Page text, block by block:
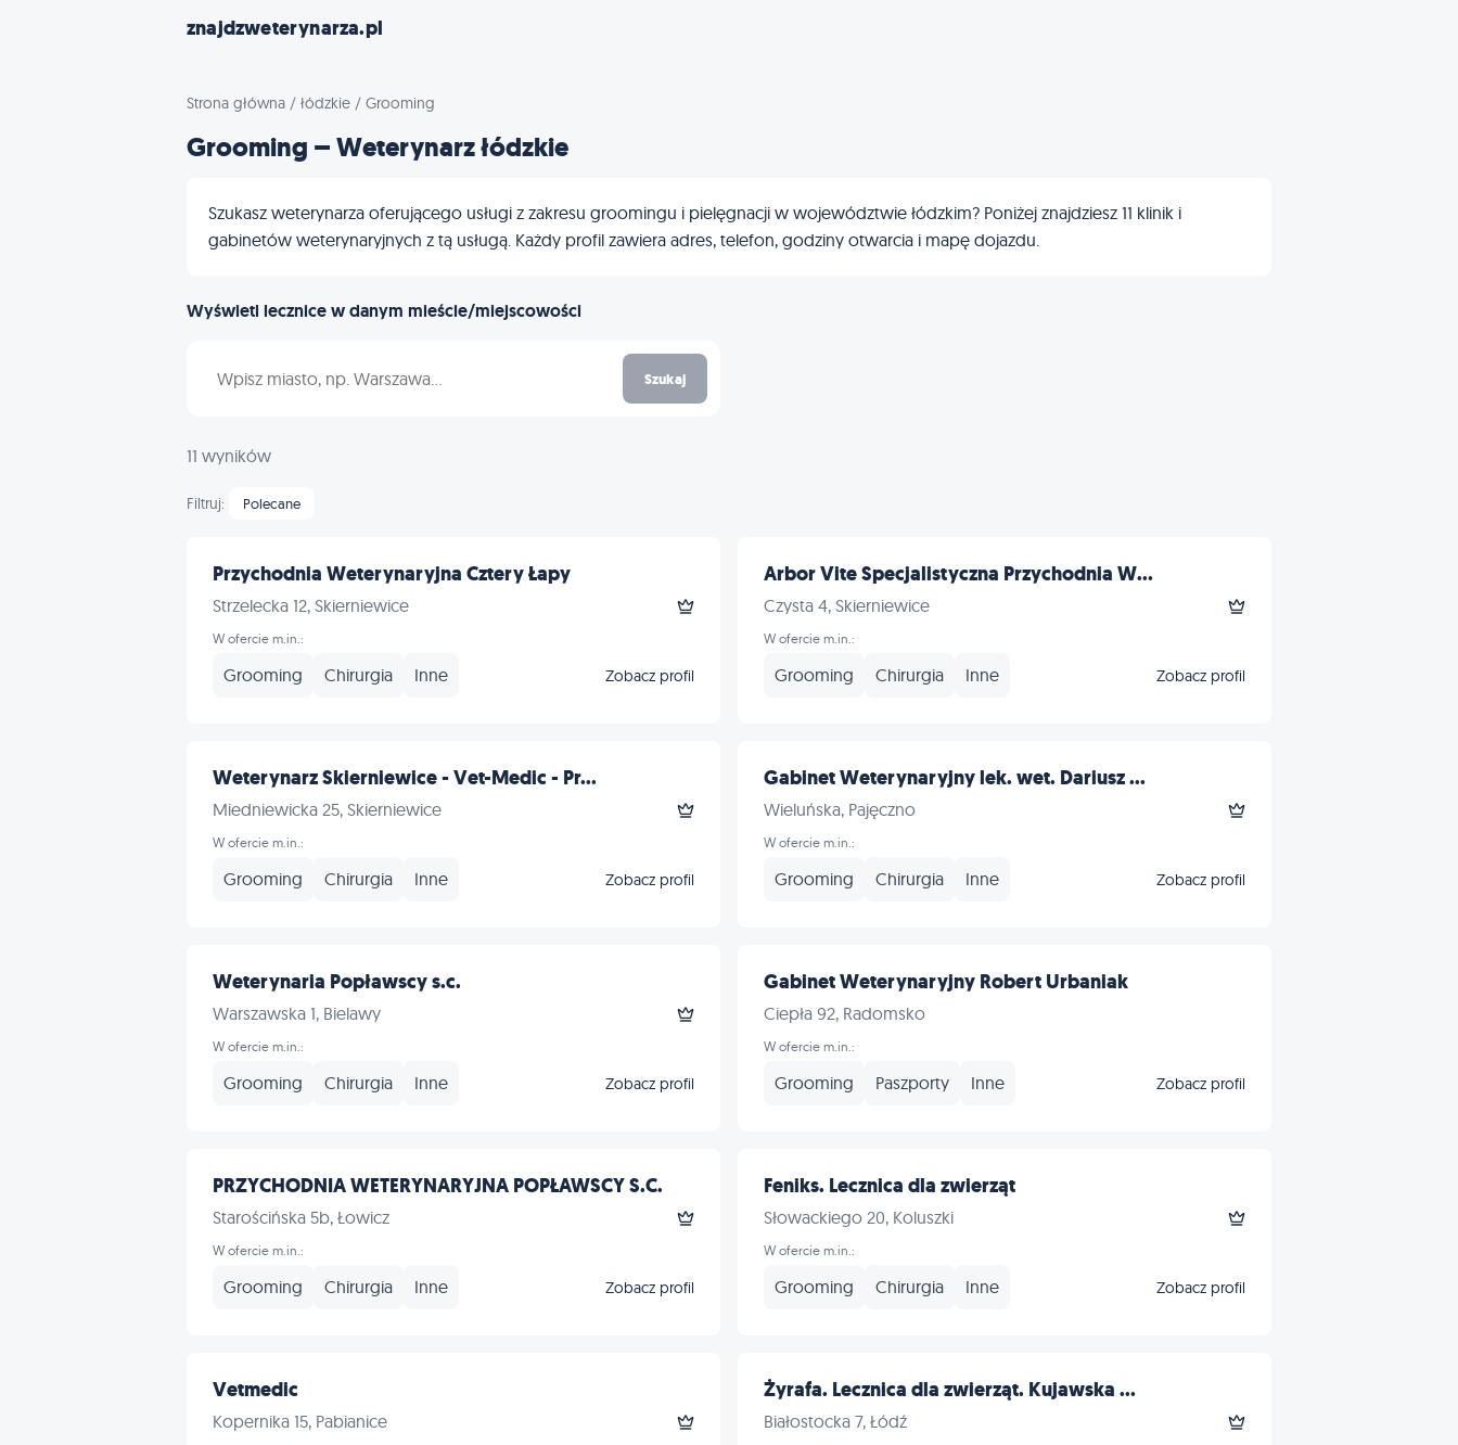
znajdzweterynarza.pl
Strona główna / łódzkie / Grooming
Grooming – Weterynarz łódzkie
Szukasz weterynarza oferującego usługi z zakresu groomingu i pielęgnacji w województwie łódzkim? Poniżej znajdziesz 11 klinik i
gabinetów weterynaryjnych z tą usługą. Każdy profil zawiera adres, telefon, godziny otwarcia i mapę dojazdu.
Wyświetl lecznice w danym mieście/miejscowości
Szukaj
11 wyników
Filtruj: Polecane
Przychodnia Weterynaryjna Cztery Łapy
Strzelecka 12, Skierniewice
W ofercie m.in.:
Grooming Chirurgia Inne Zobacz profil
Arbor Vite Specjalistyczna Przychodnia W...
Czysta 4, Skierniewice
W ofercie m.in.:
Grooming Chirurgia Inne Zobacz profil
Weterynarz Skierniewice - Vet-Medic - Pr...
Miedniewicka 25, Skierniewice
W ofercie m.in.:
Grooming Chirurgia Inne Zobacz profil
Gabinet Weterynaryjny lek. wet. Dariusz ...
Wieluńska, Pajęczno
W ofercie m.in.:
Grooming Chirurgia Inne Zobacz profil
Weterynaria Popławscy s.c.
Warszawska 1, Bielawy
W ofercie m.in.:
Grooming Chirurgia Inne Zobacz profil
Gabinet Weterynaryjny Robert Urbaniak
Ciepła 92, Radomsko
W ofercie m.in.:
Grooming Paszporty Inne Zobacz profil
PRZYCHODNIA WETERYNARYJNA POPŁAWSCY S.C.
Starościńska 5b, Łowicz
W ofercie m.in.:
Grooming Chirurgia Inne Zobacz profil
Feniks. Lecznica dla zwierząt
Słowackiego 20, Koluszki
W ofercie m.in.:
Grooming Chirurgia Inne Zobacz profil
Vetmedic
Kopernika 15, Pabianice
Żyrafa. Lecznica dla zwierząt. Kujawska ...
Białostocka 7, Łódź